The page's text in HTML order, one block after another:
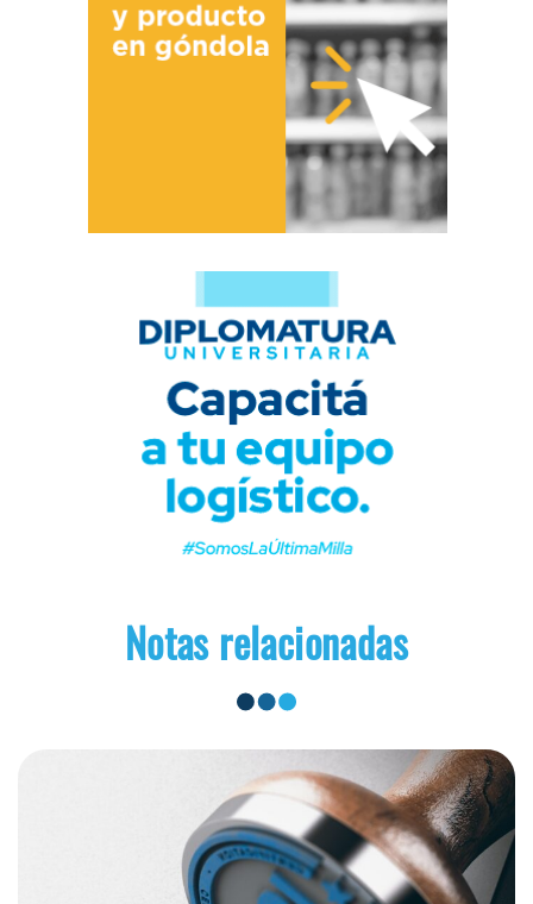
Notas relacionadas